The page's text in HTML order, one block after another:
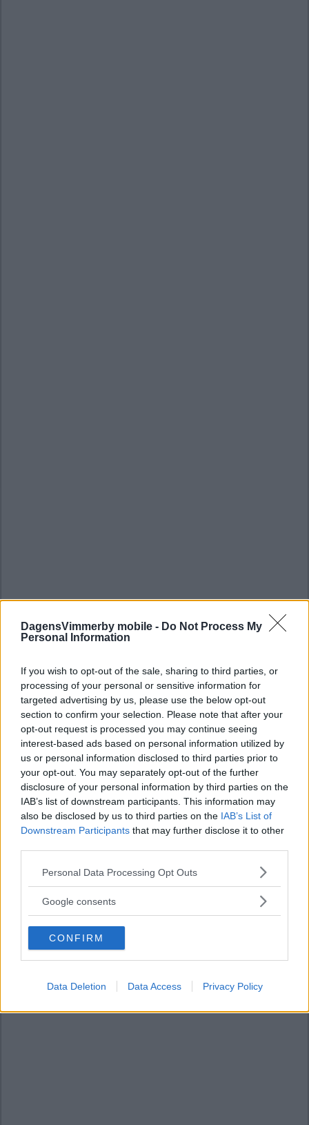
DagensVimmerby mobile - Do Not Process My
Personal Information
If you wish to opt-out of the sale, sharing to third parties, or
processing of your personal or sensitive information for
targeted advertising by us, please use the below opt-out
section to confirm your selection. Please note that after your
opt-out request is processed you may continue seeing
interest-based ads based on personal information utilized by
us or personal information disclosed to third parties prior to
your opt-out. You may separately opt-out of the further
disclosure of your personal information by third parties on the
IAB’s list of downstream participants. This information may
also be disclosed by us to third parties on the IAB’s List of
Downstream Participants that may further disclose it to other
Please note that this website/app uses one or more Google
not limited to your visit or usage behaviour. You may click to
use your data for below specified purposes in below Google
consent section.
Personal Data Processing Opt Outs
Google consents
CONFIRM
Data Deletion Data Access Privacy Policy